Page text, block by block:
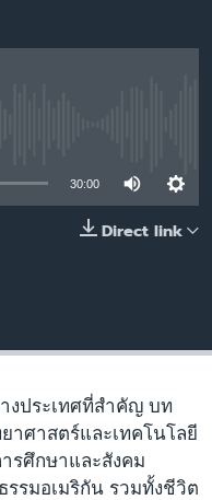
30:00
Direct link
งประเทศที่สำคัญ บท
าศาสตร์และเทคโนโลยี
รศึกษาและสังคม
รมอเมริกัน รวมทั้งชีวิต